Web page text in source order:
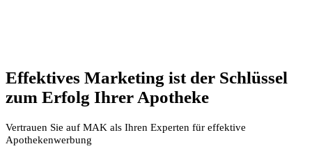
Effektives Marketing ist der Schlüssel
zum Erfolg Ihrer Apotheke
Vertrauen Sie auf MAK als Ihren Experten für effektive
Apothekenwerbung